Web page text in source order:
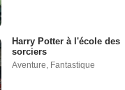
Harry Potter à l'école des
sorciers
Aventure Fantastique